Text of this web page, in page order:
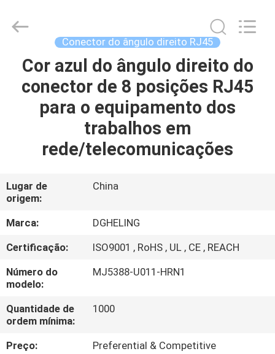
CASA
PRODUTOS
SOBRE
EXCURSÃO
DA
FÁBRICA
CONTROLE
DA
QUALIDADE
Conector do ângulo direito RJ45
Cor azul do ângulo direito do
conector de 8 posições RJ45
para o equipamento dos
trabalhos em
rede/telecomunicações
Lugar de
origem:
China
Marca:
DGHELING
Certificação:
ISO9001 , RoHS , UL , CE , REACH
Número do
modelo:
MJ5388-U011-HRN1
Quantidade de
ordem mínima:
1000
Preço:
Preferential & Competitive